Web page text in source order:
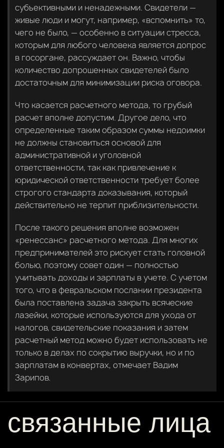
субъективными и ненадежными. Свидетели —
живые люди и могут, например, «вспомнить» то,
чего не было, — особенно в ситуации стресса,
которым для любого человека является допрос
в госоргане, рассуждает он. Важно, чтобы
количество допрошенных свидетелей было
достаточным для минимизации риска оговора.
Что касается расчетного метода, то грубый
расчет вполне допустим. Другое дело, что
определенные таким образом суммы недоимки
не должны становиться основой для
административной и уголовной
ответственности, так как привлечение к
юридической ответственности требует более
строгого стандарта доказывания, который
действительно не терпит приблизительности.
После такого решения вполне возможен
«ренессанс» расчетного метода. Для многих
предпринимателей это рискует стать головной
болью, поэтому совет один — полностью
учитывать доходы и зарплаты в учете. С учетом
того, что в февральском послании президента
была поставлена задача закрыть всяческие
лазейки, которые используются для ухода от
налогов, свидетельские показания и затем
расчетный метод можно будет использовать не
только в делах по сокрытию выручки, но и по
зарплатам в конвертах, отмечает Вадим
Зарипов.
связанные лица